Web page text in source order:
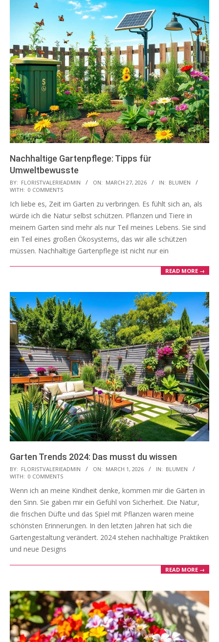
Nachhaltige Gartenpflege: Tipps für
Umweltbewusste
2026-
03-
27
BY: FLORISTVALERIEADMIN ON: MARCH 27, 2026 IN: BLUMEN
WITH: 0 COMMENTS
Ich liebe es, Zeit im Garten zu verbringen. Es fühlt sich an, als
würde ich die Natur selbst schützen. Pflanzen und Tiere in
meinem Garten sind mehr als nur Teil meines Lebens. Sie sind
ein Teil eines großen Ökosystems, das wir alle schützen
müssen. Nachhaltige Gartenpflege ist nicht nur ein
READ MORE →
Garten Trends 2024: Das musst du wissen
2026-
03-
01
BY: FLORISTVALERIEADMIN ON: MARCH 1, 2026 IN: BLUMEN
WITH: 0 COMMENTS
Wenn ich an meine Kindheit denke, kommen mir die Gärten in
den Sinn. Sie gaben mir ein Gefühl von Sicherheit. Die Natur,
die frischen Düfte und das Spiel mit Pflanzen waren meine
schönsten Erinnerungen. In den letzten Jahren hat sich die
Gartengestaltung verändert. 2024 stehen nachhaltige Praktiken
und neue Designs
READ MORE →